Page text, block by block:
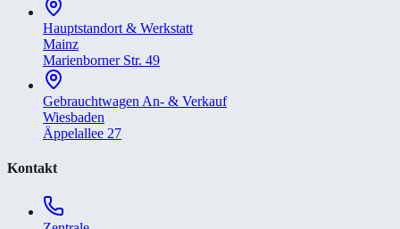
Hauptstandort & Werkstatt
Mainz
Marienborner Str. 49
Gebrauchtwagen An- & Verkauf
Wiesbaden
Äppelallee 27
Kontakt